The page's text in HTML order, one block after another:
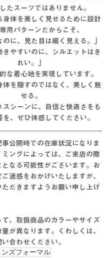
たスーツではありません。
身体を美しく見せるために設計
用パターンだからこそ、
のに、見た目は細く見える。」
きやすいのに、シルエットはき
れい。」
な着心地を実現しています。
体を隠すのではなく、美しく魅
せる。
スシーンに、自信と快適さをも
を、ぜひ体感してください。
公開時での在庫状況になりま
ミングによっては、ご来店の際
となる 可能性がございます。お
迷惑をおかけいたしますが、
ただきますようお願い申し上げ
、取扱商品のカラーやサイズ
が異なります。くわしくは、
合わせください。
ンズフォーマル